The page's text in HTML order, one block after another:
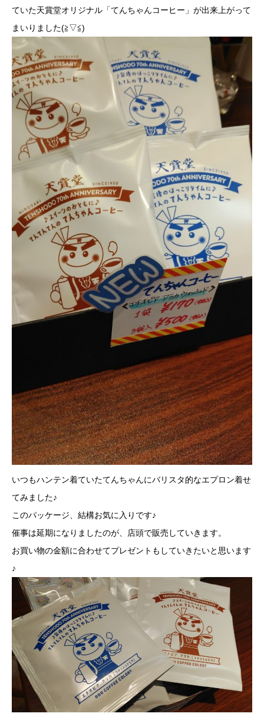
ていた天賞堂オリジナル「てんちゃんコーヒー」が出来上がって
まいりました(≧▽≦)
いつもハンテン着ていたてんちゃんにバリスタ的なエプロン着せ
てみました♪
このパッケージ、結構お気に入りです♪
催事は延期になりましたのが、店頭で販売していきます。
お買い物の金額に合わせてプレゼントもしていきたいと思います
♪